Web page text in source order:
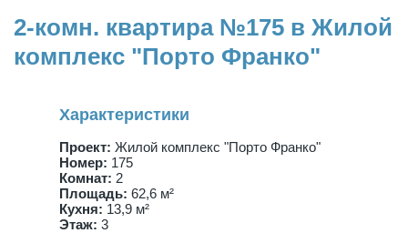
2-комн. квартира №175 в Жилой
комплекс "Порто Франко"
Характеристики
Проект: Жилой комплекс "Порто Франко"
Номер: 175
Комнат: 2
Площадь: 62,6 м²
Кухня: 13,9 м²
Этаж: 3